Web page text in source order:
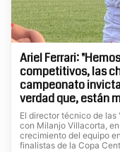
Ariel Ferrari:
competitivos, las
campeonato
verdad que, están
El director técnico de las
con Milanjo Villacorta,
crecimiento del equipo
finalistas de la Copa